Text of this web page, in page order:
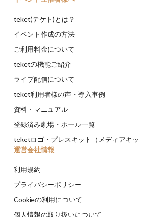
teket(テケト)とは？
イベント作成の方法
ご利用料金について
teketの機能ご紹介
ライブ配信について
teket利用者様の声・導入事例
資料・マニュアル
登録済み劇場・ホール一覧
teketロゴ・プレスキット（メディアキッ
運営会社情報
利用規約
プライバシーポリシー
Cookieの利用について
個人情報の取り扱いについて